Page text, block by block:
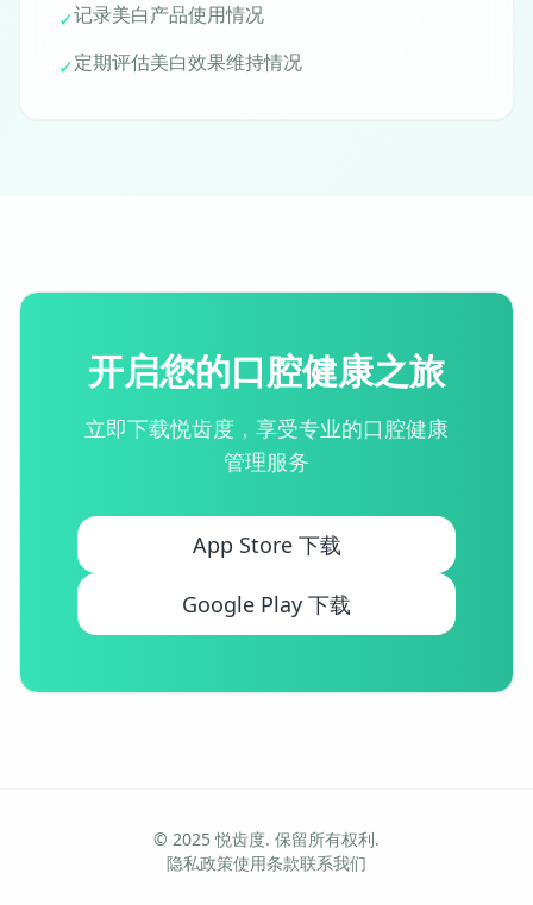
✓记录美白产品使用情况
✓定期评估美白效果维持情况
开启您的口腔健康之旅
立即下载悦齿度，享受专业的口腔健康
管理服务
App Store 下载
Google Play 下载
© 2025 悦齿度. 保留所有权利.
隐私政策使用条款联系我们